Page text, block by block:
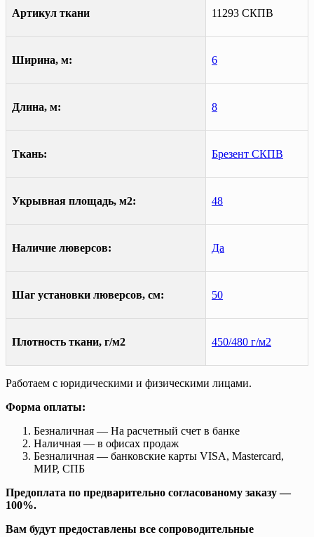
Артикул ткани 11293 СКПВ
Ширина, м: 6
Длина, м: 8
Ткань: Брезент СКПВ
Укрывная площадь, м2: 48
Наличие люверсов: Да
Шаг установки люверсов, см: 50
Плотность ткани, г/м2 450/480 г/м2
Работаем с юридическими и физическими лицами.
Форма оплаты:
Безналичная — На расчетный счет в банке
Наличная — в офисах продаж
Безналичная — банковские карты VISA, Mastercard,
МИР, СПБ
Предоплата по предварительно согласованому заказу —
100%.
Вам будут предоставлены все сопроводительные